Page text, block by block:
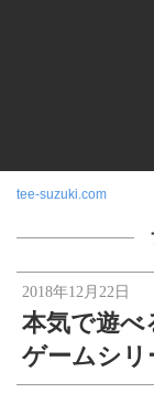
tee-suzuki.com
2018年12月22日
本気で遊べ
ゲームシリ